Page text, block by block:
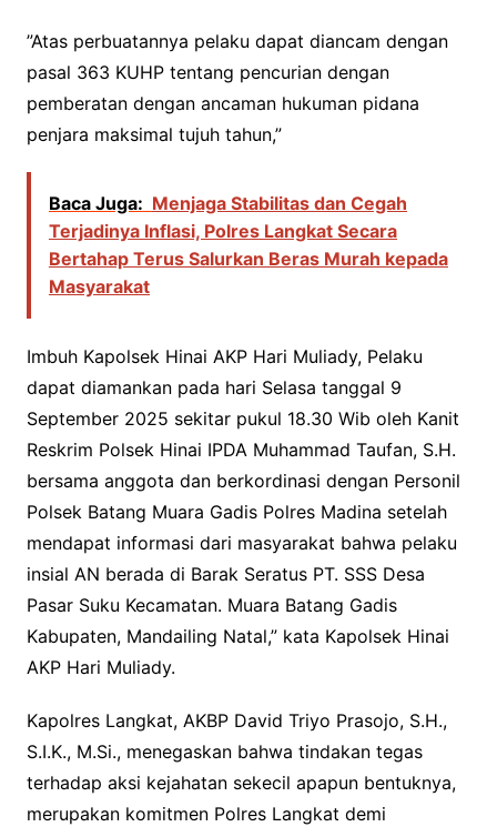
”Atas perbuatannya pelaku dapat diancam dengan
pasal 363 KUHP tentang pencurian dengan
pemberatan dengan ancaman hukuman pidana
penjara maksimal tujuh tahun,”
Baca Juga: Menjaga Stabilitas dan Cegah
Terjadinya Inflasi, Polres Langkat Secara
Bertahap Terus Salurkan Beras Murah kepada
Masyarakat
Imbuh Kapolsek Hinai AKP Hari Muliady, Pelaku
dapat diamankan pada hari Selasa tanggal 9
September 2025 sekitar pukul 18.30 Wib oleh Kanit
Reskrim Polsek Hinai IPDA Muhammad Taufan, S.H.
bersama anggota dan berkordinasi dengan Personil
Polsek Batang Muara Gadis Polres Madina setelah
mendapat informasi dari masyarakat bahwa pelaku
insial AN berada di Barak Seratus PT. SSS Desa
Pasar Suku Kecamatan. Muara Batang Gadis
Kabupaten, Mandailing Natal,” kata Kapolsek Hinai
AKP Hari Muliady.
Kapolres Langkat, AKBP David Triyo Prasojo, S.H.,
S.I.K., M.Si., menegaskan bahwa tindakan tegas
terhadap aksi kejahatan sekecil apapun bentuknya,
merupakan komitmen Polres Langkat demi